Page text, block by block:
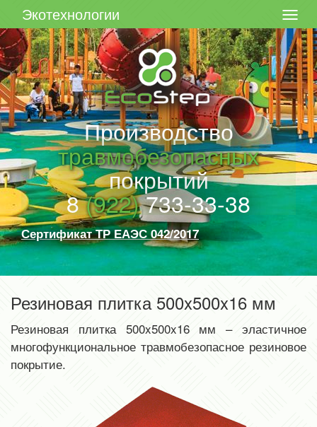
Производство
травмобезопасных
покрытий
8(922)733-33-38
Сертификат ТР ЕАЭС 042/2017
Экотехнологии
Резиновая плитка 500x500x16 мм
Резиновая плитка 500x500x16 мм – эластичное
многофункциональное травмобезопасное резиновое
покрытие.